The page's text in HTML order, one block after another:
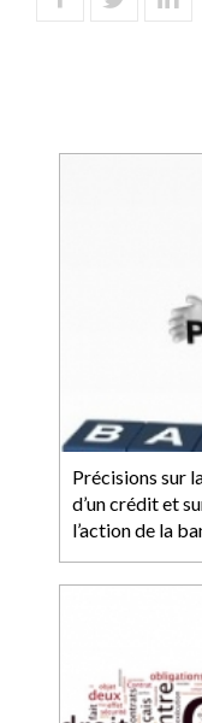
Précisions sur
d’un crédit et
l’action de la